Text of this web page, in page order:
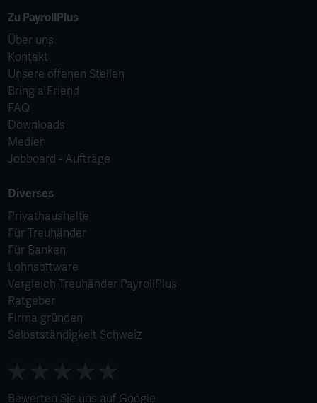
Zu PayrollPlus
Über uns
Kontakt
Unsere offenen Stellen
Bring a Friend
FAQ
Downloads
Medien
Jobboard - Aufträge
Diverses
Privathaushalte
Für Treuhänder
Für Banken
Lohnsoftware
Vergleich Treuhänder PayrollPlus
Ratgeber
Firma gründen
Selbstständigkeit Schweiz
Bewerten Sie uns auf Google